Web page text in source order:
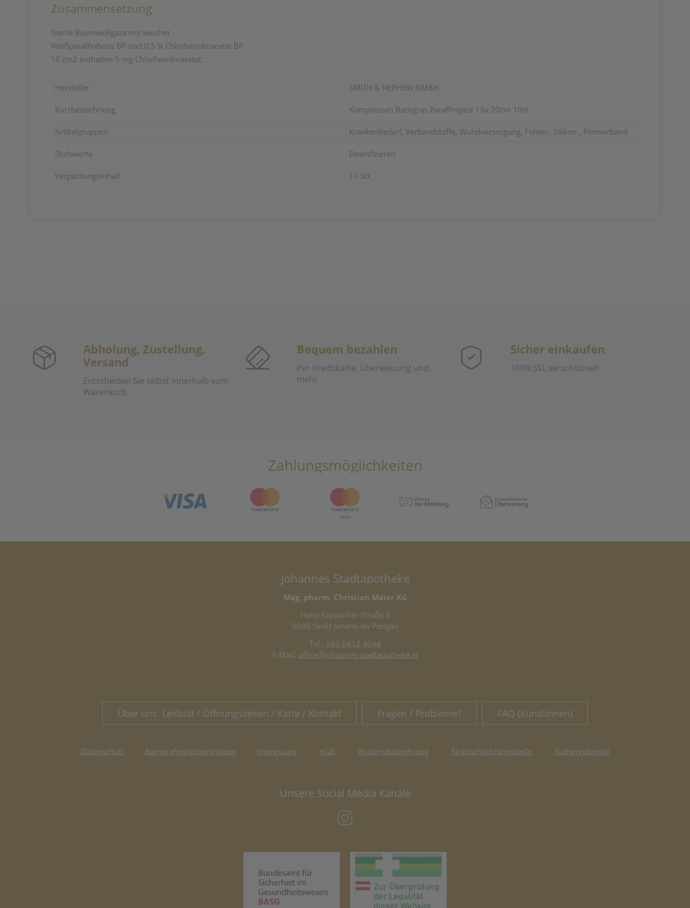
Zusammensetzung
Sterile Baumwollgaze mit weicher
Weißparaffinbasis BP und 0,5 % Chlorhexidinacetat BP.
10 cm2 enthalten 5 mg Chlorhexidinacetat.
Hersteller SMITH & NEPHEW GMBH
Kurzbezeichnung Kompressen Bactigras Paraffingaze 15x 20cm 10st
Artikelgruppen Krankenbedarf, Verbandstoffe, Wundversorgung, Folien-, Silikon-, Filmverband
Stichworte Desinfizieren
Verpackungsinhalt 10 Stk.
Abholung, Zustellung,
Versand
Entscheiden Sie selbst innerhalb vom
Warenkorb.
Bequem bezahlen
Per Kreditkarte, Überweisung und
mehr
Sicher einkaufen
100% SSL verschlüsselt
Zahlungsmöglichkeiten
Johannes Stadtapotheke
Mag. pharm. Christian Maier KG
Hans-Kappacher-Straße 8
5600 Sankt Johann im Pongau
Tel.: +43 6412 4044
E-Mail: office@johannes-stadtapotheke.at
Über uns: Leitbild / Öffnungszeiten / Karte / Kontakt Fragen / Probleme? FAQ (Kund:innen)
Datenschutz Barrierefreiheitserklräung Impressum AGB Widerrufsbelehrung Streitschlichtungsstelle Suchergebnisse
Unsere Social Media Kanäle
(öffnet in neuem Tab)